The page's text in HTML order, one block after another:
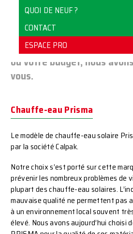
QUOI DE NEUF ?
CONTACT
ESPACE PRO
CHAUFFE-EAU SOLAIRES
Quels que soient votre
ou votre budget, nous
vous.
Chauffe-eau Prisma
Le modèle de chauffe-eau solaire
par la société Calpak.
Notre choix s’est porté sur cette
prévenir les nombreux problèmes de
plupart des chauffe-eau solaires.
mauvaise qualité ne permettent pas
à un environnement local souvent
élevé. Nous avons aujourd’hui choisi